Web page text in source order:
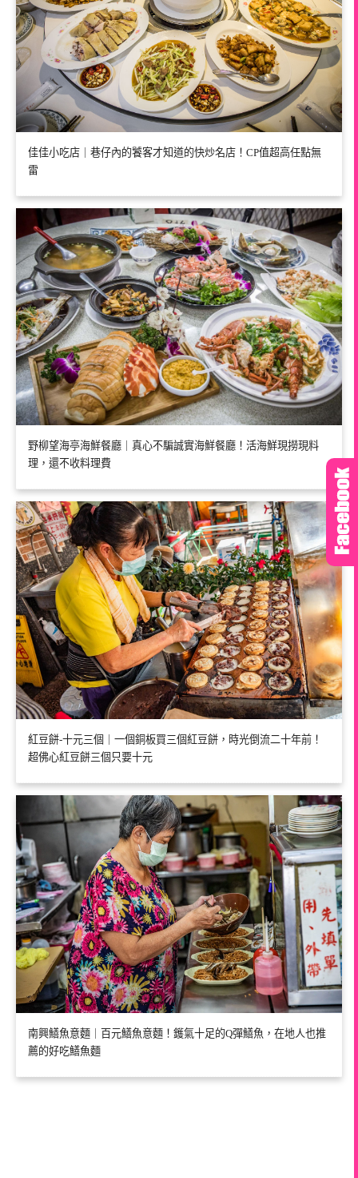
佳佳小吃店｜巷仔內的饕客才知道的快炒名店！CP值超高任點無
雷
野柳望海亭海鮮餐廳｜真心不騙誠實海鮮餐廳！活海鮮現撈現料
理，還不收料理費
紅豆餅-十元三個｜一個銅板買三個紅豆餅，時光倒流二十年前！
超佛心紅豆餅三個只要十元
南興鱔魚意麵｜百元鱔魚意麵！鑊氣十足的Q彈鱔魚，在地人也推
薦的好吃鱔魚麵